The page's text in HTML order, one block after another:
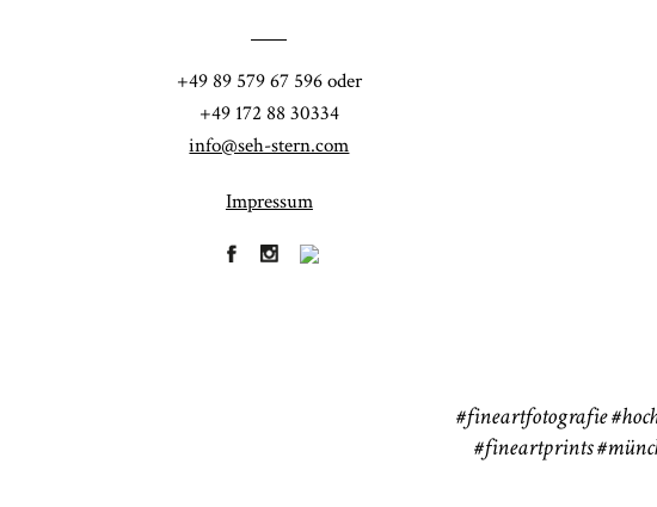
+49 89 579 67 596 oder
+49 172 88 30334
info@seh-stern.com
Impressum
#fineartfotografie
#fineartprints